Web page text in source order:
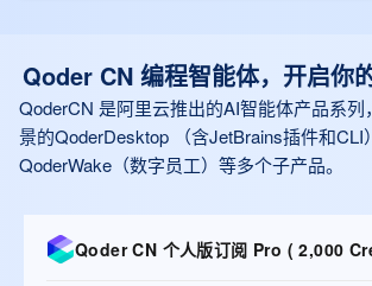
Qoder CN 编程智能体，开启你
QoderCN 是阿里云推出的AI智能体产品系列
景的QoderDesktop （含JetBrains插件和CLI
QoderWake（数字员工）等多个子产品。
Qoder CN 个人版订阅 Pro ( 2,000